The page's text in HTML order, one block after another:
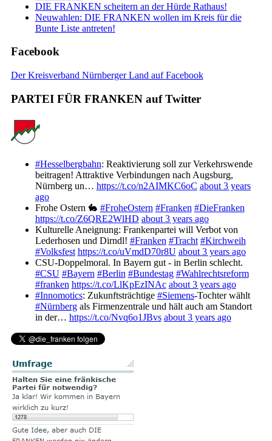
DIE FRANKEN scheitern an der Hürde Rathaus!
Neuwahlen: DIE FRANKEN wollen im Kreis für die
Bunte Liste antreten!
Facebook
Der Kreisverband Nürnberger Land auf Facebook
PARTEI FÜR FRANKEN auf Twitter
#Hesselbergbahn: Reaktivierung soll zur Verkehrswende
beitragen! Attraktive Verbindungen nach Augsburg,
Nürnberg un… https://t.co/n2AIMKC6oC about 3 years
ago
Frohe Ostern 🐇 #FroheOstern #Franken #DieFranken
https://t.co/Z6QRE2WlHD about 3 years ago
Kulturelle Aneignung: Frankenpartei will Verbot von
Lederhosen und Dirndl! #Franken #Tracht #Kirchweih
#Volksfest https://t.co/uVmdD70r8U about 3 years ago
CSU-Doppelmoral. In Bayern gut - in Berlin schlecht.
#CSU #Bayern #Berlin #Bundestag #Wahlrechtsreform
#franken https://t.co/LlKpEzINAc about 3 years ago
#Innomotics: Zukunftsträchtige #Siemens-Tochter wählt
#Nürnbergals Firmenzentrale und hält auch am Standort
in der… https://t.co/Nvq6o1JBvs about 3 years ago